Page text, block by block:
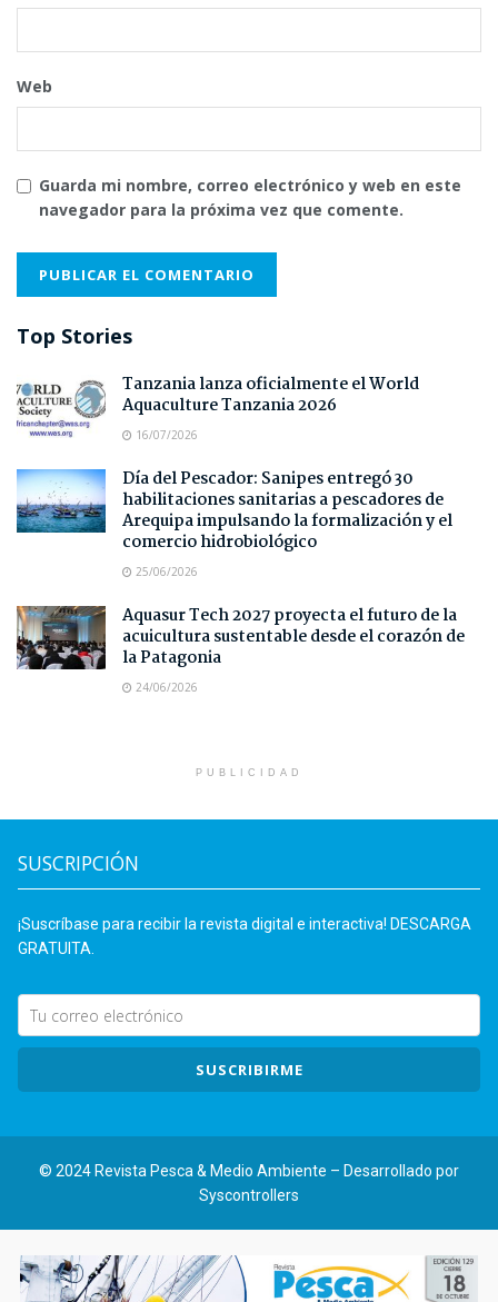
Web
Guarda mi nombre, correo electrónico y web en este
navegador para la próxima vez que comente.
Top Stories
Tanzania lanza oficialmente el World
Aquaculture Tanzania 2026
16/07/2026
Día del Pescador: Sanipes entregó 30
habilitaciones sanitarias a pescadores de
Arequipa impulsando la formalización y el
comercio hidrobiológico
25/06/2026
Aquasur Tech 2027 proyecta el futuro de la
acuicultura sustentable desde el corazón de
la Patagonia
24/06/2026
PUBLICIDAD
SUSCRIPCIÓN
¡Suscríbase para recibir la revista digital e interactiva! DESCARGA
GRATUITA.
SUSCRIBIRME
© 2024 Revista Pesca & Medio Ambiente – Desarrollado por
Syscontrollers